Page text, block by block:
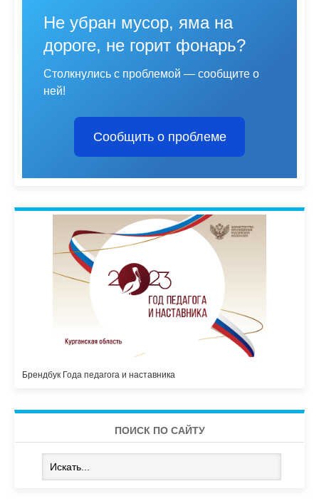
Не убран мусор, яма на
дороге, не горит фонарь?
Столкнулись с проблемой — сообщите о
ней!
Сообщить о проблеме
Брендбук Года педагога и наставника
ПОИСК ПО САЙТУ